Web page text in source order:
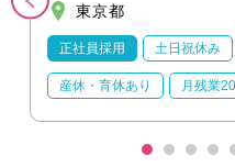
東京都
正社員採用 土日祝休み
産休・育休あり 月残業